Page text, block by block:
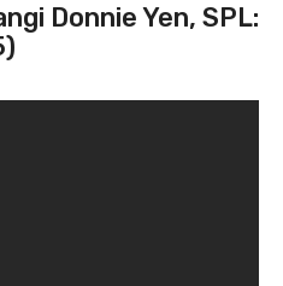
Donnie Yen, SPL: